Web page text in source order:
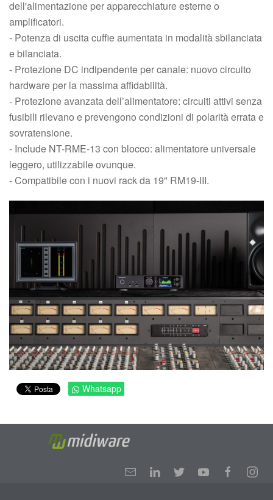
dell'alimentazione per apparecchiature esterne o
amplificatori.
- Potenza di uscita cuffie aumentata in modalità sbilanciata
e bilanciata.
- Protezione DC indipendente per canale: nuovo circuito
hardware per la massima affidabilità.
- Protezione avanzata dell’alimentatore: circuiti attivi senza
fusibili rilevano e prevengono condizioni di polarità errata e
sovratensione.
- Include NT-RME-13 con blocco: alimentatore universale
leggero, utilizzabile ovunque.
- Compatibile con i nuovi rack da 19" RM19-III.
Whatsapp